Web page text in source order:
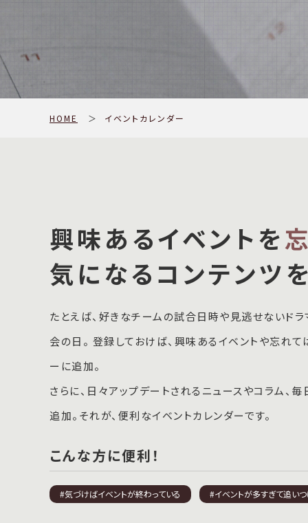
HOME ＞ イベントカレンダー
興味あるイベントを
気になるコンテンツ
たとえば、好きなチームの試合日時や見逃せないド
会の日。 登録しておけば、興味あるイベントや忘れ
ーに追加。
さらに、日々アップデートされるニュースやコラム、
追加。それが、便利なイベントカレンダーです。
こんな方に便利！
#気づけばイベントが終わっている #イベントが多すぎて追いつ